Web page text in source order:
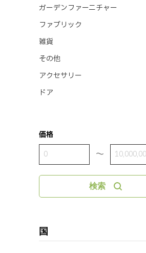
ガーデンファーニチャー
ファブリック
雑貨
その他
アクセサリー
ドア
価格
〜
検索
国